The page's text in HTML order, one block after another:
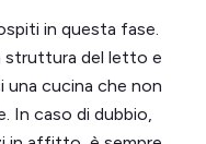
in questa fase.
struttura del letto e
cucina che non
In caso di dubbio,